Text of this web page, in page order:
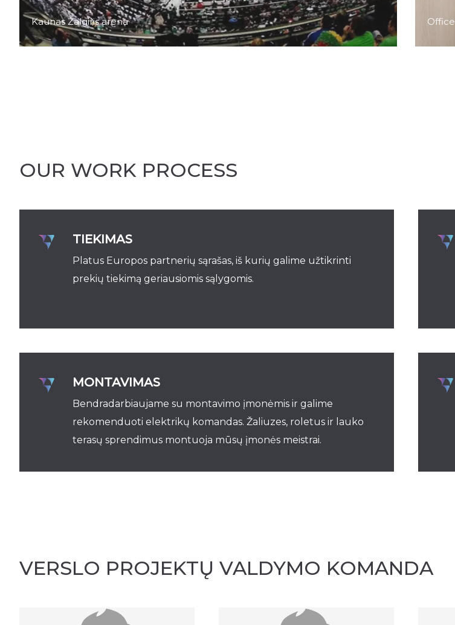
Kaunas Žalgiris arena Office
OUR WORK PROCESS
TIEKIMAS
Platus Europos partnerių sąrašas, iš kurių galime užtikrinti
prekių tiekimą geriausiomis sąlygomis.
MONTAVIMAS
Bendradarbiaujame su montavimo įmonėmis ir galime
rekomenduoti elektrikų komandas. Žaliuzes, roletus ir lauko
terasų sprendimus montuoja mūsų įmonės meistrai.
VERSLO PROJEKTŲ VALDYMO KOMANDA